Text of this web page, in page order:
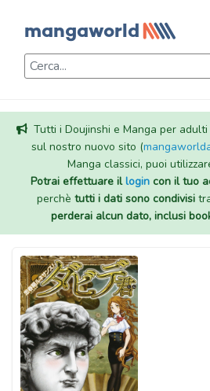
Tutti i Doujinshi e Manga per
sul nostro nuovo sito (
Manga classici, puoi
Potrai effettuare illogincon il tuo
perchè tutti i dati sono condivisi
perderai alcun dato, inclusi